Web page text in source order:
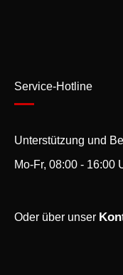
Service-Hotline
Unterstützung und
Mo-Fr, 08:00 - 16:00
Oder über unser